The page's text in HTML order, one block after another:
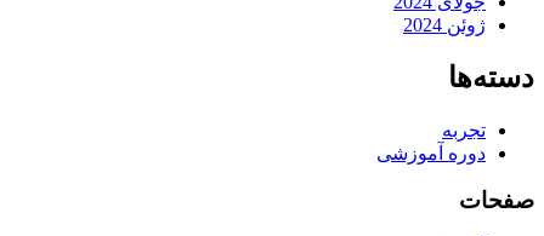
ژوئن 2024
دسته‌ها
تجربه
دوره آموزشی
صفحات